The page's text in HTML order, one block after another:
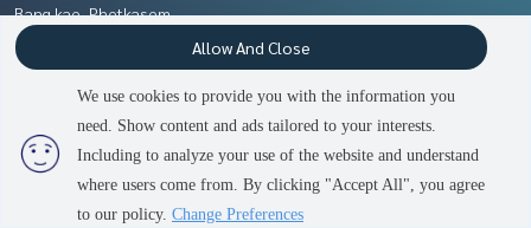
Bang kae, Phetkasem
Sukhumvit, Asoke, Thonglor
Pattanakan, Srinakarin
Pattaya, Bangsaen, Chonburi
Chaengwatana, Muangthong
Contact
Power byLivinginsider.com
We use cookies to provide you with the information you
need. Show content and ads tailored to your interests.
Including to analyze your use of the website and understand
where users come from. By clicking "Accept All", you agree
to our policy. Change Preferences
Allow And Close